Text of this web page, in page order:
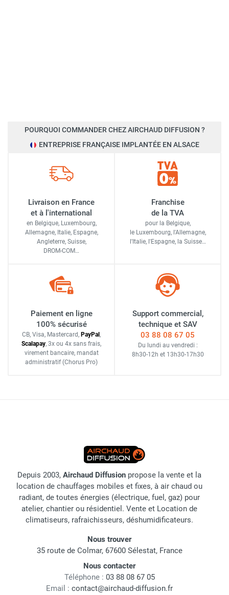
POURQUOI COMMANDER CHEZ AIRCHAUD DIFFUSION ?
ENTREPRISE FRANÇAISE IMPLANTÉE EN ALSACE
Livraison en France
et à l'international
en Belgique, Luxembourg,
Allemagne, Italie, Espagne,
Angleterre, Suisse,
DROM-COM…
Franchise
de la TVA
pour la Belgique,
le Luxembourg, l'Allemagne,
l'Italie, l'Espagne, la Suisse…
Paiement en ligne
100% sécurisé
CB, Visa, Mastercard, PayPal ,
Scalapay, 3x ou 4x sans frais,
virement bancaire, mandat
administratif (Chorus Pro)
Support commercial,
technique et SAV
03 88 08 67 05
Du lundi au vendredi :
8h30-12h et 13h30-17h30
Depuis 2003, Airchaud Diffusion propose la vente et la
location de chauffages mobiles et fixes, à air chaud ou
radiant, de toutes énergies (électrique, fuel, gaz) pour
atelier, chantier ou résidentiel. Vente et Location de
climatiseurs, rafraichisseurs, déshumidificateurs.
Nous trouver
35 route de Colmar, 67600 Sélestat, France
Nous contacter
Téléphone : 03 88 08 67 05
Email : contact@airchaud-diffusion.fr